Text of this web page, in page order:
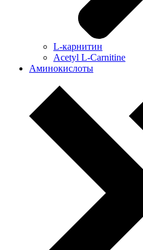
L-карнитин
Acetyl L-Carnitine
Аминокислоты